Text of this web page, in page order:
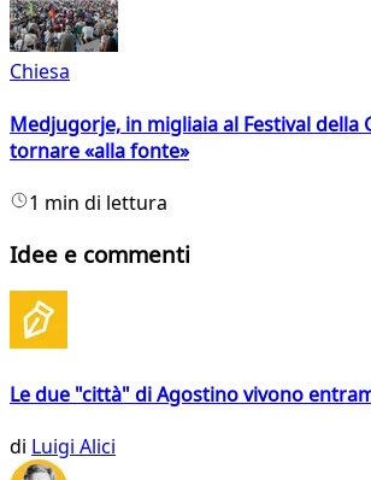
Chiesa
Medjugorje, in migliaia al Festival della
tornare «alla fonte»
1 min di lettura
Idee e commenti
Le due "città" di Agostino vivono
di Luigi Alici